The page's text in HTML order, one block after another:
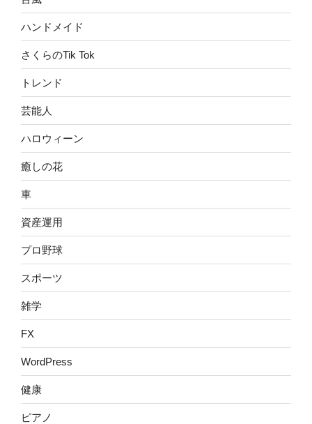
ハンドメイド
さくらのTik Tok
トレンド
芸能人
ハロウィーン
癒しの花
車
資産運用
プロ野球
スポーツ
雑学
FX
WordPress
健康
ピアノ